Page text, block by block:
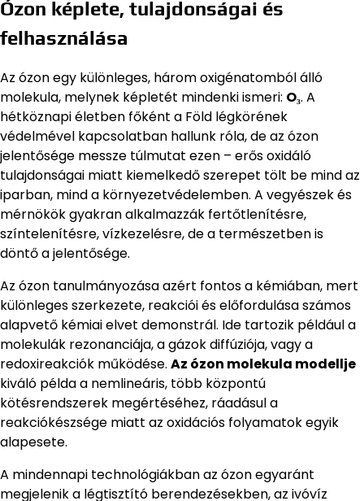
Ózon képlete, tulajdonságai és
felhasználása
Az ózon egy különleges, három oxigénatomból álló
molekula, melynek képletét mindenki ismeri: O₃. A
hétköznapi életben főként a Föld légkörének
védelmével kapcsolatban hallunk róla, de az ózon
jelentősége messze túlmutat ezen – erős oxidáló
tulajdonságai miatt kiemelkedő szerepet tölt be mind az
iparban, mind a környezetvédelemben. A vegyészek és
mérnökök gyakran alkalmazzák fertőtlenítésre,
színtelenítésre, vízkezelésre, de a természetben is
döntő a jelentősége.
Az ózon tanulmányozása azért fontos a kémiában, mert
különleges szerkezete, reakciói és előfordulása számos
alapvető kémiai elvet demonstrál. Ide tartozik például a
molekulák rezonanciája, a gázok diffúziója, vagy a
redoxireakciók működése. Az ózon molekula modellje
kiváló példa a nemlineáris, több központú
kötésrendszerek megértéséhez, ráadásul a
reakciókészsége miatt az oxidációs folyamatok egyik
alapesete.
A mindennapi technológiákban az ózon egyaránt
megjelenik a légtisztító berendezésekben, az ivóvíz